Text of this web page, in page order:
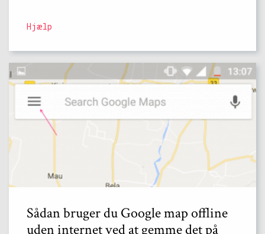
Hjælp
Sådan bruger du Google map offline
uden internet ved at gemme det på